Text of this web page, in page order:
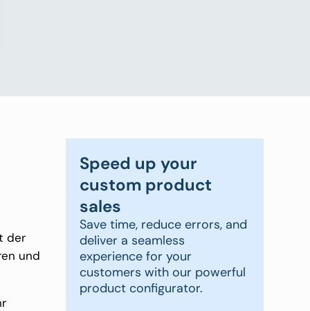
der
und
Speed up your
custom product
sales
Save time, reduce errors, and
deliver a seamless
experience for your
customers with our powerful
product configurator.